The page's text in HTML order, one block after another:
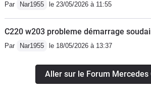
Par Nar1955 le 23/05/2026 à 11:55
C220 w203 probleme démarrage
Par Nar1955 le 18/05/2026 à 13:37
Aller sur le Forum Mercedes